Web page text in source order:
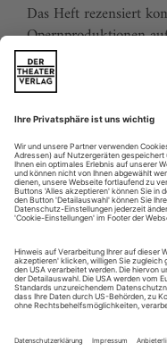
Das Heft rezensiert
Opernproduktionen
zeigt die Welt hinter
verfolgt die
behandeln die
Komponisten und die
internationalen
animiert zu
Sie erhalten Zugang
und können sowohl
ePaper-Archiv über
theaterverlag.de
Das Abonnement hat
verlängert sich
es nicht vom Kunden
Bestellungen“ auf